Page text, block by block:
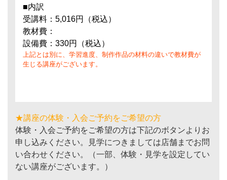
■内訳
受講料：5,016円（税込）
教材費：
設備費：330円（税込）
上記とは別に、学習進度、制作作品の材料の違いで教材費が
生じる講座がございます。
★講座の体験・入会ご予約をご希望の方
体験・入会ご予約をご希望の方は下記のボタンよりお
申し込みください。見学につきましては店舗までお問
い合わせください。（一部、体験・見学を設定してい
ない講座がございます。）